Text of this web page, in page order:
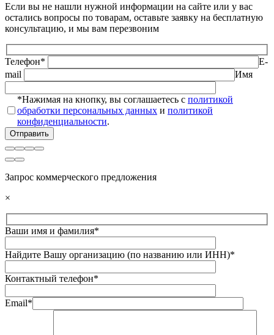
Если вы не нашли нужной информации на сайте или у вас
остались вопросы по товарам, оставьте заявку на бесплатную
консультацию, и мы вам перезвоним
Телефон*
E-
mail
Имя
*Нажимая на кнопку, вы соглашаетесь с политикой
обработки персональных данных и политикой
конфиденциальности.
Запрос коммерческого предложения
×
Ваши имя и фамилия*
Найдите Вашу организацию (по названию или ИНН)*
Контактный телефон*
Email*